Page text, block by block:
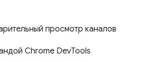
просмотр каналов
Chrome DevTools